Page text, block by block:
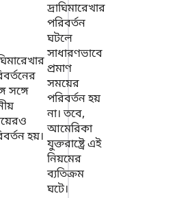
সঙ্গে
হয়।
দ্রাঘিমারেখার
পরিবর্তন
ঘটলে
সাধারণভাবে
প্রমাণ
সময়ের
পরিবর্তন হয়
না। তবে,
আমেরিকা
যুক্তরাষ্ট্রে এই
নিয়মের
ব্যতিক্রম
ঘটে।